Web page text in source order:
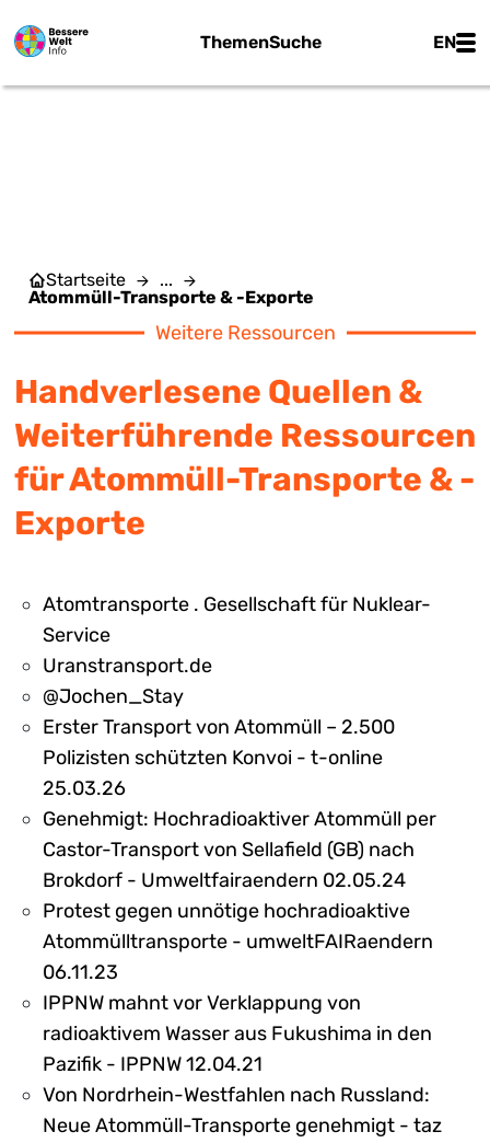
ThemenSuche EN
Startseite
...
Atommüll-Transporte & -Exporte
Weitere Ressourcen
Handverlesene Quellen &
Weiterführende Ressourcen
für Atommüll-Transporte & -
Exporte
Atomtransporte . Gesellschaft für Nuklear-
Service
Uranstransport.de
@Jochen_Stay
Erster Transport von Atommüll – 2.500
Polizisten schützten Konvoi - t-online
25.03.26
Genehmigt: Hochradioaktiver Atommüll per
Castor-Transport von Sellafield (GB) nach
Brokdorf - Umweltfairaendern 02.05.24
Protest gegen unnötige hochradioaktive
Atommülltransporte - umweltFAIRaendern
06.11.23
IPPNW mahnt vor Verklappung von
radioaktivem Wasser aus Fukushima in den
Pazifik - IPPNW 12.04.21
Von Nordrhein-Westfahlen nach Russland:
Neue Atommüll-Transporte genehmigt - taz